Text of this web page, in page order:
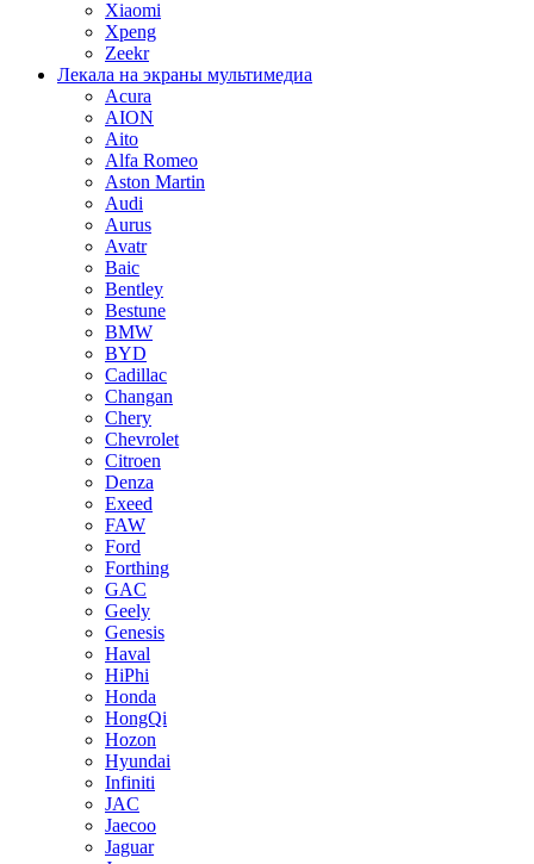
Xiaomi
Xpeng
Zeekr
Лекала на экраны мультимедиа
Acura
AION
Aito
Alfa Romeo
Aston Martin
Audi
Aurus
Avatr
Baic
Bentley
Bestune
BMW
BYD
Cadillac
Changan
Chery
Chevrolet
Citroen
Denza
Exeed
FAW
Ford
Forthing
GAC
Geely
Genesis
Haval
HiPhi
Honda
HongQi
Hozon
Hyundai
Infiniti
JAC
Jaecoo
Jaguar